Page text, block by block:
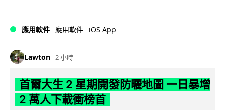
應用軟件 應用軟件 iOS App
Lawton 2 小時
首爾大生 2 星期開發防曬地圖 一日暴增
2 萬人下載衝榜首